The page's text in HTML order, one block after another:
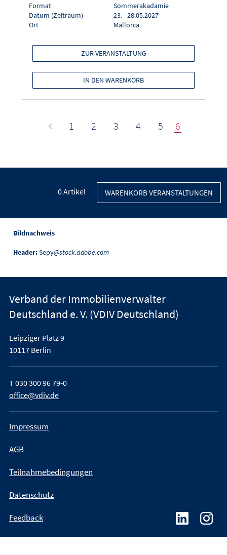
Format
Sommerakadamie
Datum (Zeitraum)
23. - 28.05.2027
Ort
Mallorca
ZUR VERANSTALTUNG
IN DEN WARENKORB
1 2 3 4 5 6
0Artikel WARENKORB VERANSTALTUNGEN
Bildnachweis
Header:Sepy@stock.adobe.com
Verband der Immobilienverwalter
Deutschland e. V. (VDIV Deutschland)
Leipziger Platz 9
10117 Berlin
T030 300 96 79-0
office@vdiv.de
Impressum
AGB
Teilnahmebedingungen
Datenschutz
Feedback